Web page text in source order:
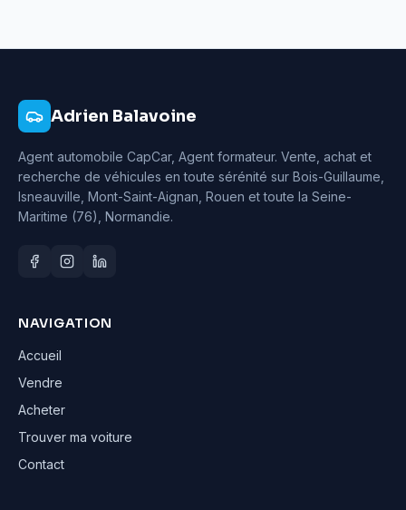
Adrien Balavoine
Agent automobile CapCar, Agent formateur. Vente, achat et
recherche de véhicules en toute sérénité sur Bois-Guillaume,
Isneauville, Mont-Saint-Aignan, Rouen et toute la Seine-
Maritime (76), Normandie.
NAVIGATION
Accueil
Vendre
Acheter
Trouver ma voiture
Contact